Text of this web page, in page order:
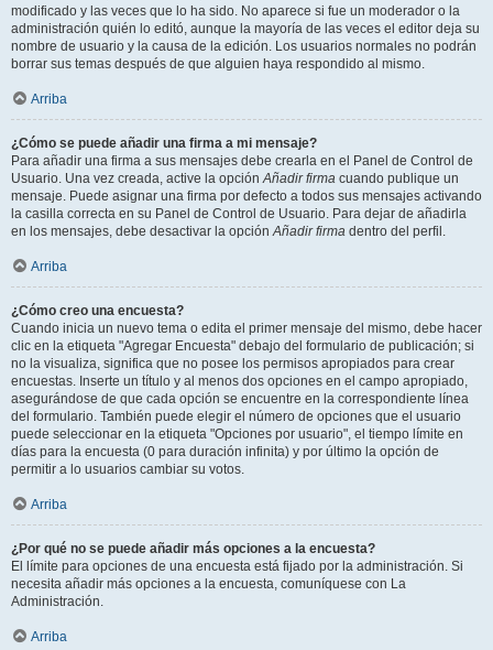
modificado y las veces que lo ha sido. No aparece si fue un moderador o la
administración quién lo editó, aunque la mayoría de las veces el editor deja su
nombre de usuario y la causa de la edición. Los usuarios normales no podrán
borrar sus temas después de que alguien haya respondido al mismo.
Arriba
¿Cómo se puede añadir una firma a mi mensaje?
Para añadir una firma a sus mensajes debe crearla en el Panel de Control de
Usuario. Una vez creada, active la opciónAñadir firma cuando publique un
mensaje. Puede asignar una firma por defecto a todos sus mensajes activando
la casilla correcta en su Panel de Control de Usuario. Para dejar de añadirla
en los mensajes, debe desactivar la opciónAñadir firma dentro del perfil.
Arriba
¿Cómo creo una encuesta?
Cuando inicia un nuevo tema o edita el primer mensaje del mismo, debe hacer
clic en la etiqueta "Agregar Encuesta" debajo del formulario de publicación; si
no la visualiza, significa que no posee los permisos apropiados para crear
encuestas. Inserte un título y al menos dos opciones en el campo apropiado,
asegurándose de que cada opción se encuentre en la correspondiente línea
del formulario. También puede elegir el número de opciones que el usuario
puede seleccionar en la etiqueta "Opciones por usuario", el tiempo límite en
días para la encuesta (0 para duración infinita) y por último la opción de
permitir a lo usuarios cambiar su votos.
Arriba
¿Por qué no se puede añadir más opciones a la encuesta?
El límite para opciones de una encuesta está fijado por la administración. Si
necesita añadir más opciones a la encuesta, comuníquese con La
Administración.
Arriba